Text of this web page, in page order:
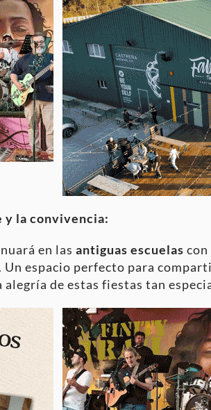
y la convivencia:
en las antiguas escuelas con
Un espacio perfecto para
de estas fiestas tan